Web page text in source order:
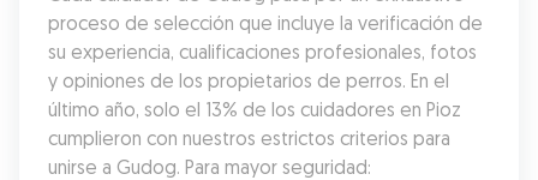
proceso de selección que incluye la verificación de
su experiencia, cualificaciones profesionales, fotos
y opiniones de los propietarios de perros. En el
último año, solo el 13% de los cuidadores en Pioz
cumplieron con nuestros estrictos criterios para
unirse a Gudog. Para mayor seguridad: